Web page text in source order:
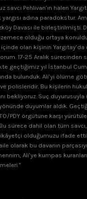
savcı Pehlivan’ın halen
yargısı adına paradokstur.
Davası ile birleştirilmişti.
olduğu ortaya
içinde olan kişinin Yargıtay’da
17-25 Aralık sürecinden
geçtiğimiz yıl İstanbul
bulunduk. Ali’yi ölüme
polisleridir. Bu kişilerin
bekliyoruz. Suç duyurusuyla
duyumlar aldık.
PDY örgütüne karşı
sürece dahil olan tüm
olduğumuzu ifade
olarak bu davanın
Ali’ye kumpas